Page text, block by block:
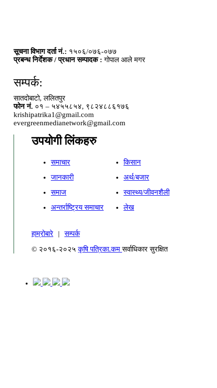
सूचना विभाग दर्ता नं.: १५०६/०७६-०७७
प्रबन्ध निर्देशक / प्रधान सम्पादक : गोपाल आले मगर
सम्पर्क:
सातदोबाटो, ललितपुर
फोन नं. ०१ – ५४५५८५४, ९८२४८८६१७६
krishipatrika1@gmail.com
evergreenmedianetwork@gmail.com
उपयोगी लिंकहरु
समाचार
किसान
जानकारी
अर्थ/बजार
समाज
स्वास्थ्य/जीवनशैली
अन्तर्राष्ट्रिय समाचार
लेख
हाम्रोबारे |
सम्पर्क
© २०१६-२०२५कृषि पत्रिका.कमसर्वाधिकार सुरक्षित